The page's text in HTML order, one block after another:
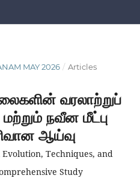
MAY 2026 / Articles
வரலாற்றுப்
நவீன மீட்பு
ஆய்வு
Techniques, and
Study